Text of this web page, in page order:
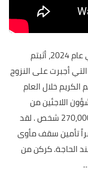
يُقال أن للتكافل قوة يمكنها تغيير حياة الناس. وفي عام 2024، أثبتم
أجبرت على النزوح
الكريم خلال العام
اللاجئين من
تقديم المساعدة النقدية المنقذة للحياة لأكثر من 270,000 شخص . لقد
تأمين سقف مأوى
الحاجة. كركن من